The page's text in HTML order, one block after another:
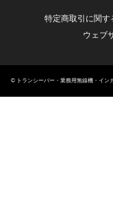
特定商取引に関す
ウェブ
© トランシーバー・業務用無線機・イ